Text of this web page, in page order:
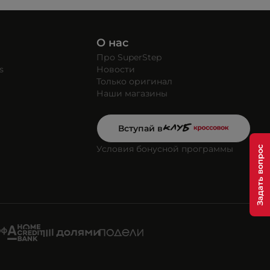
О нас
Про SuperStep
Новости
Только оригинал
Наши магазины
Вступай в
Условия бонусной программы